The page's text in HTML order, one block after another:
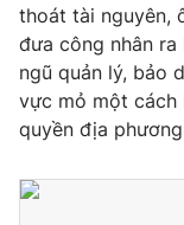
Tư vấn
Chuyên mục khác
Emagazine
Photo
thoát tài nguyên,
đưa công nhân
ngũ quản lý, bảo
vực mỏ một cách
quyền địa